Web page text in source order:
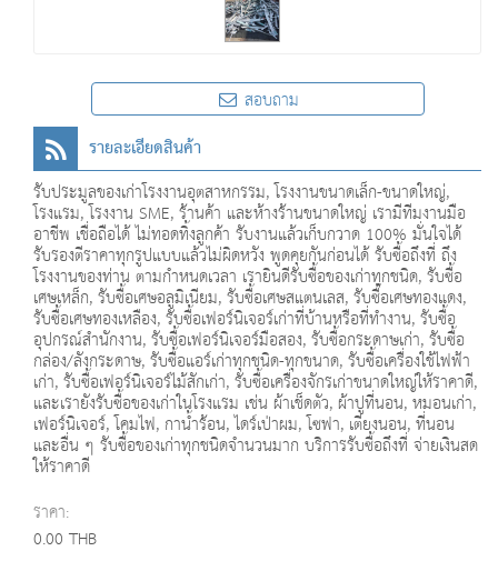
สอบถาม
รายละเอียดสินค้า
รับประมูลของเก่าโรงงานอุตสาหกรรม, โรงงานขนาดเล็ก-ขนาดใหญ่,
โรงแรม, โรงงาน SME, ร้านค้า และห้างร้านขนาดใหญ่ เรามีทีมงานมือ
อาชีพ เชื่อถือได้ ไม่ทอดทิ้งลูกค้า รับงานแล้วเก็บกวาด 100% มั่นใจได้
รับรองตีราคาทุกรูปแบบแล้วไม่ผิดหวัง พูดคุยกันก่อนได้ รับซื้อถึงที่ ถึง
โรงงานของท่าน ตามกำหนดเวลา เรายินดีรับซื้อของเก่าทุกชนิด, รับซื้อ
เศษเหล็ก, รับซื้อเศษอลูมิเนียม, รับซื้อเศษสแตนเลส, รับซื้อเศษทองแดง,
รับซื้อเศษทองเหลือง, รับซื้อเฟอร์นิเจอร์เก่าที่บ้านหรือที่ทำงาน, รับซื้อ
อุปกรณ์สำนักงาน, รับซื้อเฟอร์นิเจอร์มือสอง, รับซื้อกระดาษเก่า, รับซื้อ
กล่อง/ลังกระดาษ, รับซื้อแอร์เก่าทุกชนิด-ทุกขนาด, รับซื้อเครื่องใช้ไฟฟ้า
เก่า, รับซื้อเฟอร์นิเจอร์ไม้สักเก่า, รับซื้อเครื่องจักรเก่าขนาดใหญ่ให้ราคาดี,
และเรายังรับซื้อของเก่าในโรงแรม เช่น ผ้าเช็ดตัว, ผ้าปูที่นอน, หมอนเก่า,
เฟอร์นิเจอร์, โคมไฟ, กาน้ำร้อน, ไดร์เป่าผม, โซฟา, เตียงนอน, ที่นอน
และอื่น ๆ รับซื้อของเก่าทุกชนิดจำนวนมาก บริการรับซื้อถึงที่ จ่ายเงินสด
ให้ราคาดี
ราคา:
0.00 THB